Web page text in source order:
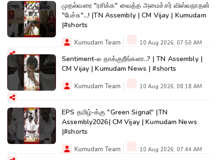
முதல்வரை "ரசிக்க" வைத்த அமைச்சர் விஸ்வநாதன்
"பேச்சு"...! |TN Assembly | CM Vijay | Kumudam
|#shorts
Kumudam Team 10 Aug 2026, 07:50 AM
Sentiment-ல தாக்குறீங்களா..? | TN Assembly |
CM Vijay | Kumudam News | #shorts
Kumudam Team 10 Aug 2026, 08:18 AM
EPS தமிழ்-க்கு "Green Signal" |TN
Assembly2026| CM Vijay | Kumudam News
|#shorts
Kumudam Team 10 Aug 2026, 07:44 AM